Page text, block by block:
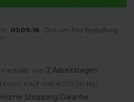
01:09:16
Zeit, um Ihre Bestellung
von 2 Arbeitstagen
beim Kauf von €100 (in NL)
Home Shopping Garantie